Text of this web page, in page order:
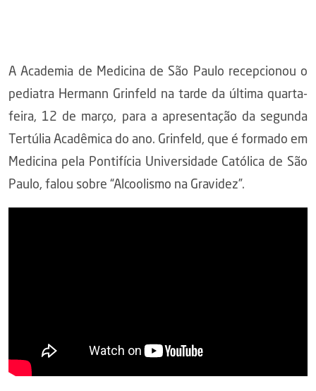
A Academia de Medicina de São Paulo recepcionou o
pediatra Hermann Grinfeld na tarde da última quarta-
feira, 12 de março, para a apresentação da segunda
Tertúlia Acadêmica do ano. Grinfeld, que é formado em
Medicina pela Pontifícia Universidade Católica de São
Paulo, falou sobre “Alcoolismo na Gravidez”.